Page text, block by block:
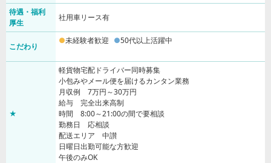
待遇・福利
厚生
社用車リース有
こだわり
未経験者歓迎 50代以上活躍中
★
軽貨物宅配ドライバー同時募集
小包みやメール便を届けるカンタン業務
月収例 7万円～30万円
給与 完全出来高制
時間 8:00～21:00の間で要相談
勤務日 応相談
配送エリア 中讃
日曜日出勤可能な方歓迎
午後のみOK